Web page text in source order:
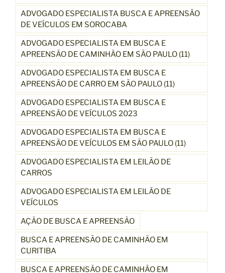
ADVOGADO ESPECIALISTA BUSCA E APREENSÃO
DE VEÍCULOS EM SOROCABA
ADVOGADO ESPECIALISTA EM BUSCA E
APREENSÃO DE CAMINHÃO EM SÃO PAULO (11)
ADVOGADO ESPECIALISTA EM BUSCA E
APREENSÃO DE CARRO EM SÃO PAULO (11)
ADVOGADO ESPECIALISTA EM BUSCA E
APREENSÃO DE VEÍCULOS 2023
ADVOGADO ESPECIALISTA EM BUSCA E
APREENSÃO DE VEÍCULOS EM SÃO PAULO (11)
ADVOGADO ESPECIALISTA EM LEILÃO DE
CARROS
ADVOGADO ESPECIALISTA EM LEILÃO DE
VEÍCULOS
AÇÃO DE BUSCA E APREENSÃO
BUSCA E APREENSÃO DE CAMINHÃO EM
CURITIBA
BUSCA E APREENSÃO DE CAMINHÃO EM